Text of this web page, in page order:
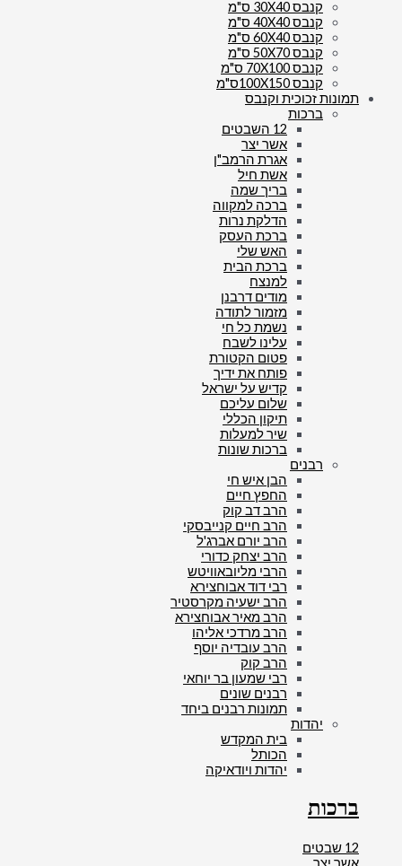
קנבס 30X40 ס"מ
קנבס 40X40 ס"מ
קנבס 60X40 ס"מ
קנבס 50X70 ס"מ
קנבס 70X100 ס"מ
קנבס 100X150ס"מ
תמונות זכוכית וקנבס
ברכות
12 השבטים
אשר יצר
אגרת הרמב"ן
אשת חיל
בריך שמה
ברכה למקווה
הדלקת נרות
ברכת העסק
האש שלי
ברכת הבית
למנצח
מודים דרבנן
מזמור לתודה
נשמת כל חי
עלינו לשבח
פטום הקטורת
פותח את ידיך
קדיש על ישראל
שלום עליכם
תיקון הכללי
שיר למעלות
ברכות שונות
רבנים
הבן איש חי
החפץ חיים
הרב דב קוק
הרב חיים קנייבסקי
הרב יורם אברג'ל
הרב יצחק כדורי
הרבי מליובאוויטש
רבי דוד אבוחצירא
הרב ישעיה מקרסטיר
הרב מאיר אבוחצירא
הרב מרדכי אליהו
הרב עובדיה יוסף
הרב קוק
רבי שמעון בר יוחאי
רבנים שונים
תמונות רבנים ביחד
יהדות
בית המקדש
הכותל
יהדות ויודאיקה
ברכות
12 שבטים
אשר יצר